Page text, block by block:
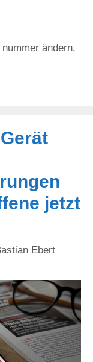
ändern,
jetzt
Ebert